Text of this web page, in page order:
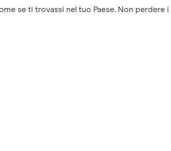
se ti trovassi nel tuo Paese. Non perdere